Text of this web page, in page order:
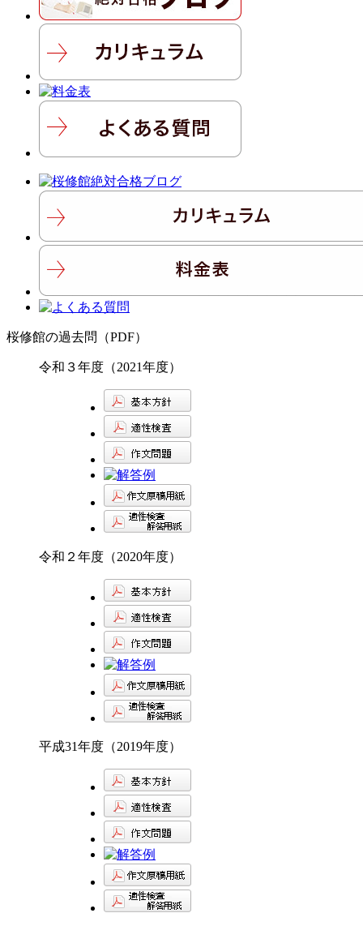
桜修館の過去問（PDF）
令和３年度（2021年度）
令和２年度（2020年度）
平成31年度（2019年度）